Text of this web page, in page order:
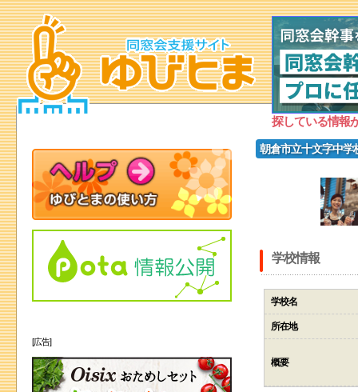
探している情報
朝倉市立十文字中学
学校情報
学校名
所在地
概要
[広告]